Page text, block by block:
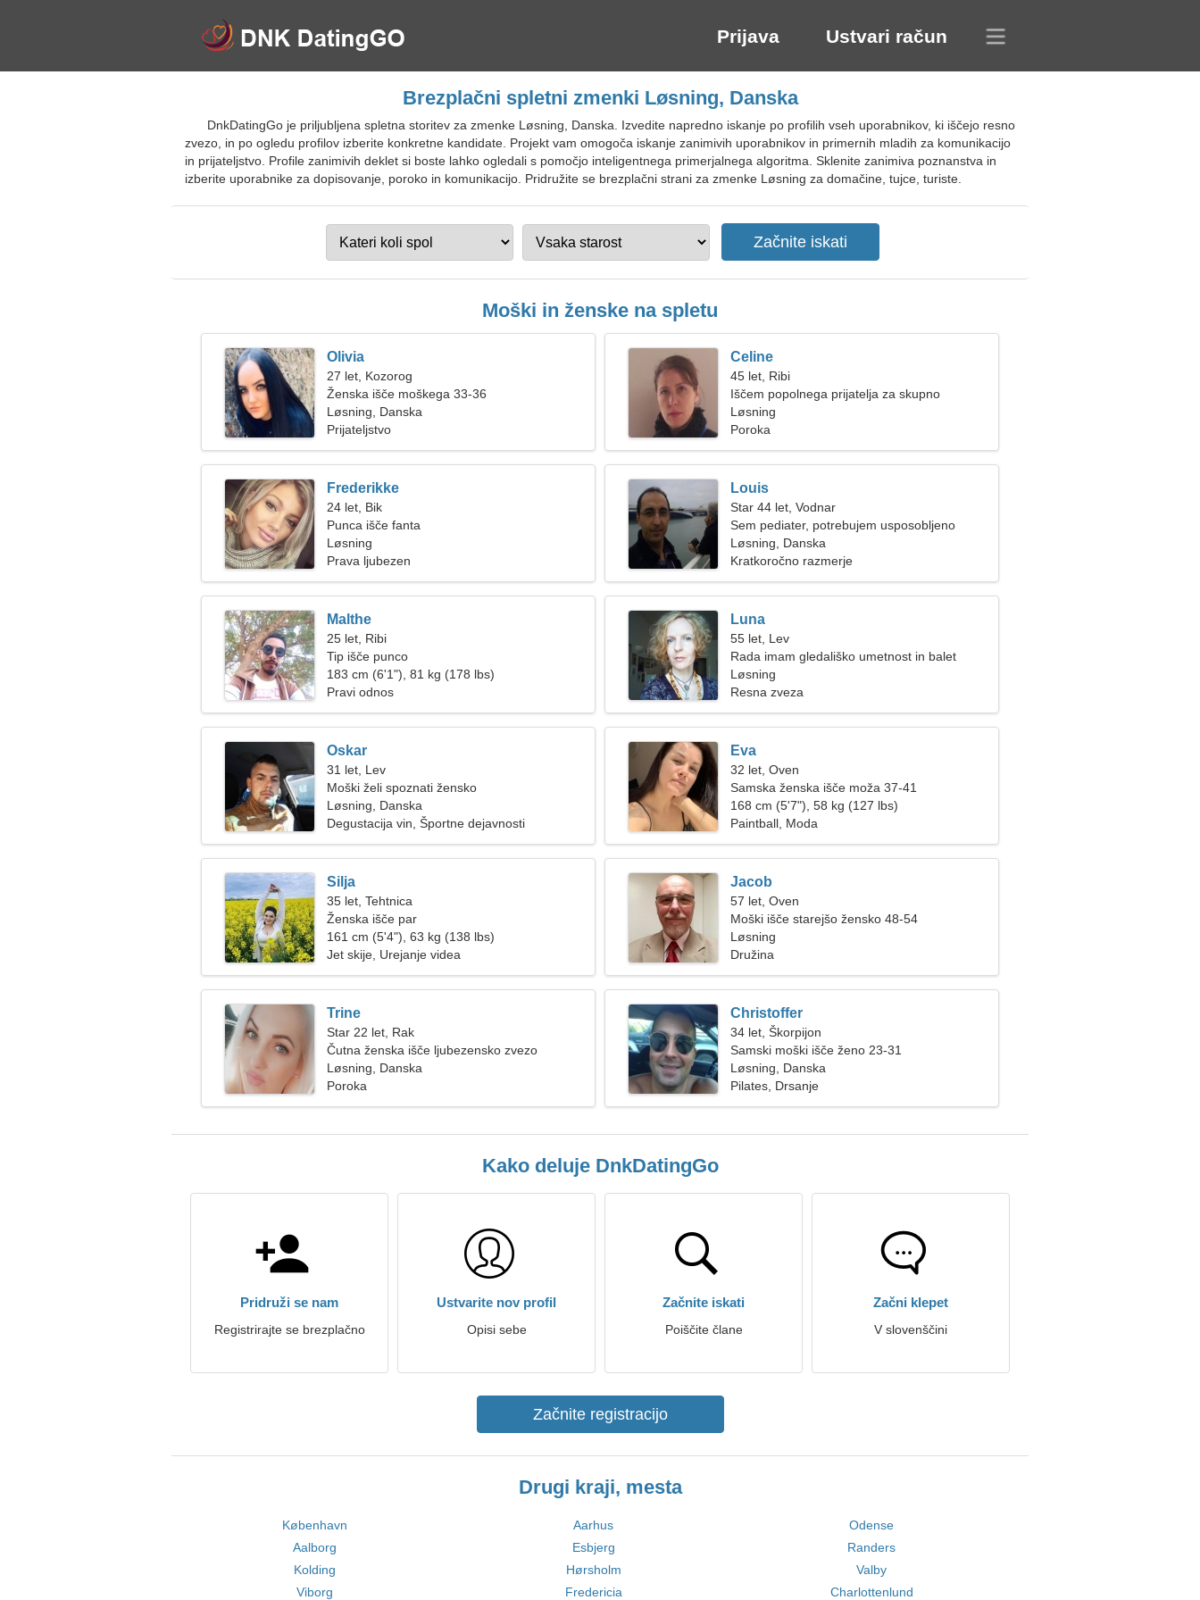
Prijava Ustvari račun
Brezplačni spletni zmenki Løsning, Danska
DnkDatingGo je priljubljena spletna storitev za zmenke Løsning, Danska. Izvedite napredno iskanje po profilih vseh uporabnikov, ki iščejo resno
zvezo, in po ogledu profilov izberite konkretne kandidate. Projekt vam omogoča iskanje zanimivih uporabnikov in primernih mladih za komunikacijo
in prijateljstvo. Profile zanimivih deklet si boste lahko ogledali s pomočjo inteligentnega primerjalnega algoritma. Sklenite zanimiva poznanstva in
izberite uporabnike za dopisovanje, poroko in komunikacijo. Pridružite se brezplačni strani za zmenke Løsning za domačine, tujce, turiste.
Moški in ženske na spletu
Olivia
27 let, Kozorog
Ženska išče moškega 33-36
Løsning, Danska
Prijateljstvo
Celine
45 let, Ribi
Iščem popolnega prijatelja za skupno
smučanje
Løsning
Poroka
Frederikke
24 let, Bik
Punca išče fanta
Løsning
Prava ljubezen
Louis
Star 44 let, Vodnar
Sem pediater, potrebujem usposobljeno
žensko
Løsning, Danska
Kratkoročno razmerje
Malthe
25 let, Ribi
Tip išče punco
183 cm (6'1"), 81 kg (178 lbs)
Pravi odnos
Luna
55 let, Lev
Rada imam gledališko umetnost in balet
Løsning
Resna zveza
Oskar
31 let, Lev
Moški želi spoznati žensko
Løsning, Danska
Degustacija vin, Športne dejavnosti
Eva
32 let, Oven
Samska ženska išče moža 37-41
168 cm (5'7"), 58 kg (127 lbs)
Paintball, Moda
Silja
35 let, Tehtnica
Ženska išče par
161 cm (5'4"), 63 kg (138 lbs)
Jet skije, Urejanje videa
Jacob
57 let, Oven
Moški išče starejšo žensko 48-54
Løsning
Družina
Trine
Star 22 let, Rak
Čutna ženska išče ljubezensko zvezo
Løsning, Danska
Poroka
Christoffer
34 let, Škorpijon
Samski moški išče ženo 23-31
Løsning, Danska
Pilates, Drsanje
Kako deluje DnkDatingGo
Pridruži se nam
Registrirajte se brezplačno
Ustvarite nov profil
Opisi sebe
Začnite iskati
Poiščite člane
Začni klepet
V slovenščini
Začnite registracijo
Drugi kraji, mesta
København Aarhus
Odense
Aalborg
Esbjerg
Randers
Kolding
Hørsholm
Valby
Viborg
Fredericia Charlottenlund